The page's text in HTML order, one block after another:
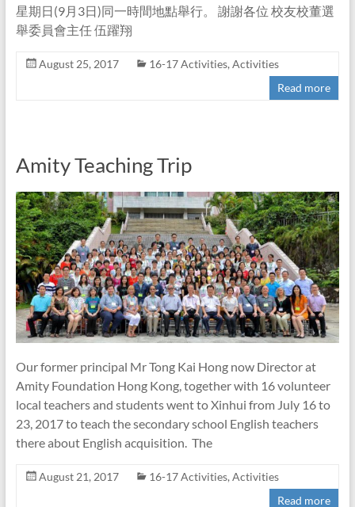
星期日(9月3日)同一時間地點舉行。 謝謝各位 校友校董選
舉委員會主任 伍躍翔
August 25, 2017 16-17 Activities, Activities
Read more
Amity Teaching Trip
Our former principal Mr Tong Kai Hong now Director at
Amity Foundation Hong Kong, together with 16 volunteer
local teachers and students went to Xinhui from July 16 to
23, 2017 to teach the secondary school English teachers
there about English acquisition. The
August 21, 2017 16-17 Activities, Activities
Read more